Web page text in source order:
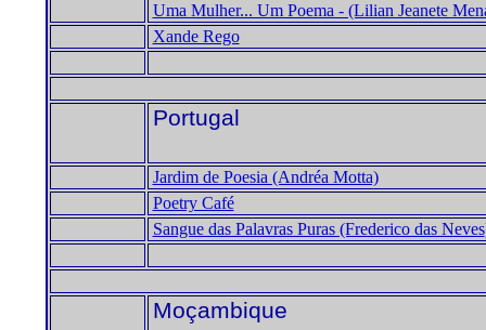
Uma Mulher... Um Poema - (Lilian Jeanete
Xande Rego
Portugal
Jardim de Poesia (Andréa Motta)
Poetry Café
Sangue das Palavras Puras (Frederico das Neves
Moçambique